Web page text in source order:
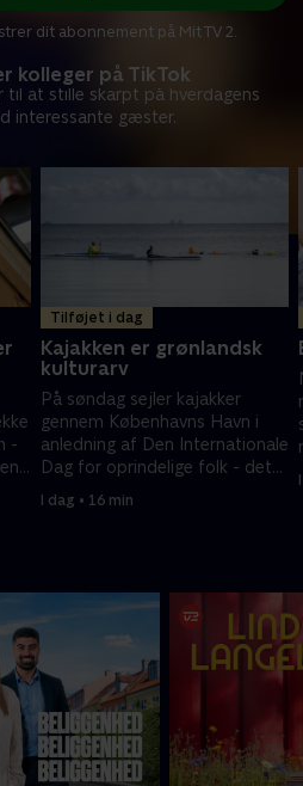
kolleger på TikTok
til at stille skarpt på hverdagens
interessante gæster.
dit abonnement på Mit TV 2.
-
Tilføjet i dag
Kajakken er grønlandsk
kulturarv
På søndag sejler kajakker
gennem Københavns Havn i
anledning af Den Internationale
Dag for oprindelige folk - det
grønlandsk kulturarv.
I dag • 16 min